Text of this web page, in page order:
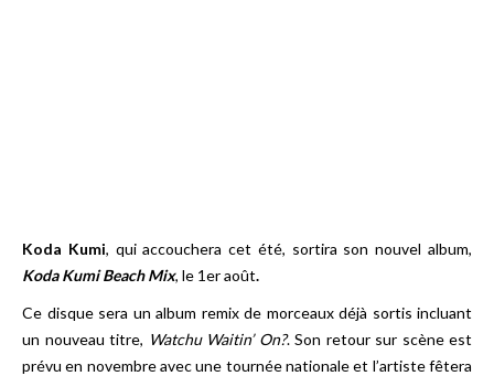
Koda Kumi, qui accouchera cet été, sortira son nouvel album,
Koda Kumi Beach Mix, le 1er août.
Ce disque sera un album remix de morceaux déjà sortis incluant
un nouveau titre, Watchu Waitin’ On?. Son retour sur scène est
prévu en novembre avec une tournée nationale et l’artiste fêtera